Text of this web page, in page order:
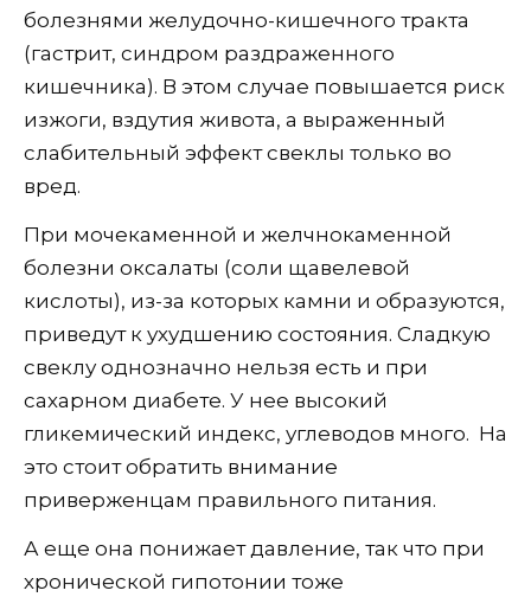
болезнями желудочно-кишечного тракта
(гастрит, синдром раздраженного
кишечника). В этом случае повышается риск
изжоги, вздутия живота, а выраженный
слабительный эффект свеклы только во
вред.
При мочекаменной и желчнокаменной
болезни оксалаты (соли щавелевой
кислоты), из-за которых камни и образуются,
приведут к ухудшению состояния. Сладкую
свеклу однозначно нельзя есть и при
сахарном диабете. У нее высокий
гликемический индекс, углеводов много. На
это стоит обратить внимание
приверженцам правильного питания.
А еще она понижает давление, так что при
хронической гипотонии тоже